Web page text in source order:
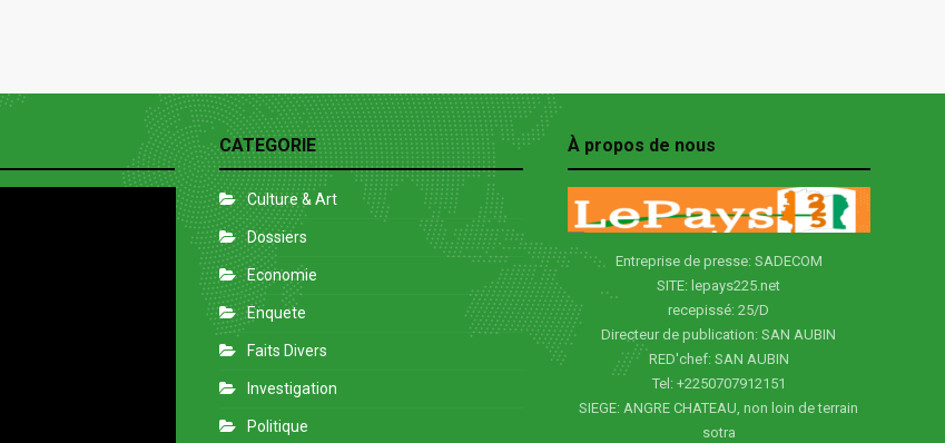
CATEGORIE
Culture & Art
Dossiers
Economie
Enquete
Faits Divers
Investigation
Politique
À propos de nous
Entreprise de presse: SADECOM
SITE: lepays225.net
recepissé: 25/D
Directeur de publication: SAN AUBIN
RED'chef: SAN AUBIN
Tel: +2250707912151
SIEGE: ANGRE CHATEAU, non loin de terrain
sotra